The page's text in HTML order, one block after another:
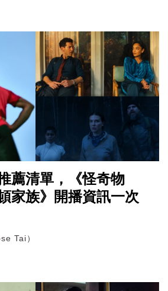
薦清單，《怪奇物
家族》開播資訊一次
Tai）